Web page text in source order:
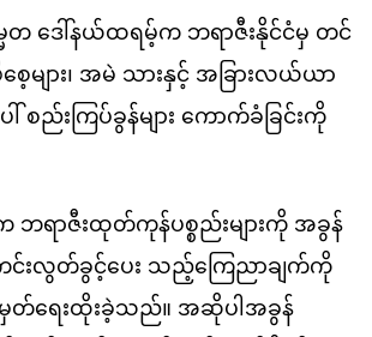
ဒေါ်နယ်ထရမ့်က ဘရာဇီးနိုင်ငံမှ တင်
ေ့များ၊ အမဲ သားနှင့် အခြားလယ်ယာ
စည်းကြပ်ခွန်များ ကောက်ခံခြင်းကို
ရာဇီးထုတ်ကုန်ပစ္စည်းများကို အခွန်
ကင်းလွတ်ခွင့်ပေး သည့်ကြေညာချက်ကို
ရေးထိုးခဲ့သည်။ အဆိုပါအခွန်